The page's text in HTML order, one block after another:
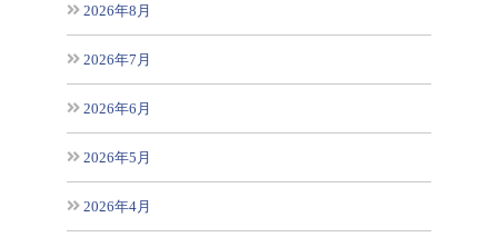
2026年8月
2026年7月
2026年6月
2026年5月
2026年4月